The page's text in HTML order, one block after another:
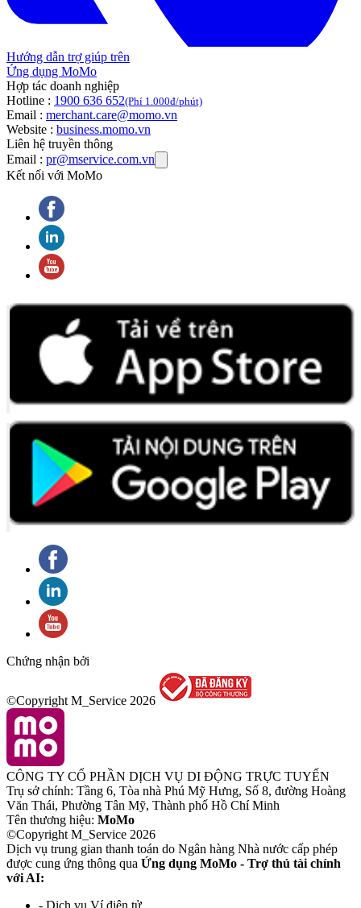
Hướng dẫn trợ giúp trên
Ứng dụng MoMo
Hợp tác doanh nghiệp
Hotline : 1900 636 652(Phí 1.000đ/phút)
Email : merchant.care@momo.vn
Website : business.momo.vn
Liên hệ truyền thông
Email : pr@mservice.com.vn
Kết nối với MoMo
Chứng nhận bởi
©Copyright M_Service 2026
CÔNG TY CỔ PHẦN DỊCH VỤ DI ĐỘNG TRỰC TUYẾN
Trụ sở chính: Tầng 6, Tòa nhà Phú Mỹ Hưng, Số 8, đường Hoàng
Văn Thái, Phường Tân Mỹ, Thành phố Hồ Chí Minh
Tên thương hiệu: MoMo
©Copyright M_Service 2026
Dịch vụ trung gian thanh toán do Ngân hàng Nhà nước cấp phép
được cung ứng thông qua Ứng dụng MoMo - Trợ thủ tài chính
với AI:
- Dịch vụ Ví điện tử